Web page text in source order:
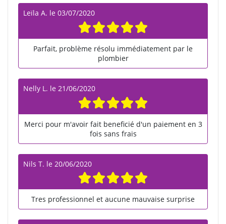
Leïla A. le 03/07/2020
Parfait, problème résolu immédiatement par le
plombier
Nelly L. le 21/06/2020
Merci pour m'avoir fait beneficié d'un paiement en 3
fois sans frais
Nils T. le 20/06/2020
Tres professionnel et aucune mauvaise surprise